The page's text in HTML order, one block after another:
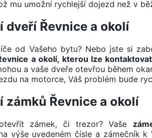
mu umožní rychlejší dojezd než v
dveří Řevnice a okolí
od Vašeho bytu? Nebo jste si
a okolí, kterou lze
a vaše dveře otevřou během
na motorce, Váš problém bude
zámků Řevnice a okolí
zámek, či trezor? Vaše
výše uvedeném čísle a zámečník